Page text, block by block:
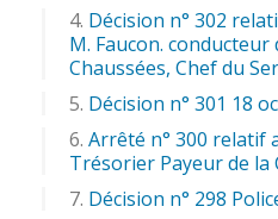
Décision n° 302
M. Faucon. conducteur
Chaussées, Chef du
Décision n° 301 18
Arrêté n° 300 relatif
Trésorier Payeur de la
Décision n° 298